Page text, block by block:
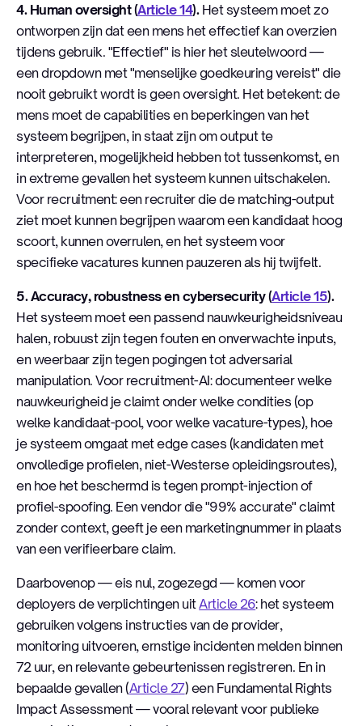
4. Human oversight (Article 14).Het systeem moet zo
ontworpen zijn dat een mens het effectief kan overzien
tijdens gebruik. "Effectief" is hier het sleutelwoord —
een dropdown met "menselijke goedkeuring vereist" die
nooit gebruikt wordt is geen oversight. Het betekent: de
mens moet de capabilities en beperkingen van het
systeem begrijpen, in staat zijn om output te
interpreteren, mogelijkheid hebben tot tussenkomst, en
in extreme gevallen het systeem kunnen uitschakelen.
Voor recruitment: een recruiter die de matching-output
ziet moet kunnen begrijpen waarom een kandidaat hoog
scoort, kunnen overrulen, en het systeem voor
specifieke vacatures kunnen pauzeren als hij twijfelt.
5. Accuracy, robustness en cybersecurity (Article 15).
Het systeem moet een passend nauwkeurigheidsniveau
halen, robuust zijn tegen fouten en onverwachte inputs,
en weerbaar zijn tegen pogingen tot adversarial
manipulation. Voor recruitment-AI: documenteer welke
nauwkeurigheid je claimt onder welke condities (op
welke kandidaat-pool, voor welke vacature-types), hoe
je systeem omgaat met edge cases (kandidaten met
onvolledige profielen, niet-Westerse opleidingsroutes),
en hoe het beschermd is tegen prompt-injection of
profiel-spoofing. Een vendor die "99% accurate" claimt
zonder context, geeft je een marketingnummer in plaats
van een verifieerbare claim.
Daarbovenop — eis nul, zogezegd — komen voor
deployers de verplichtingen uitArticle 26: het systeem
gebruiken volgens instructies van de provider,
monitoring uitvoeren, ernstige incidenten melden binnen
72 uur, en relevante gebeurtenissen registreren. En in
bepaalde gevallen (Article 27) een Fundamental Rights
Impact Assessment — vooral relevant voor publieke